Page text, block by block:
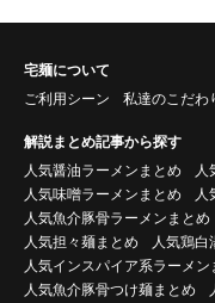
宅麺について
ご利用シーン
私達のこだわ
解説まとめ記事から探す
人気醤油ラーメンまとめ
人
人気味噌ラーメンまとめ
人
人気魚介豚骨ラーメンまとめ
人気担々麺まとめ
人気鶏白
人気インスパイア系ラーメン
人気魚介豚骨つけ麺まとめ